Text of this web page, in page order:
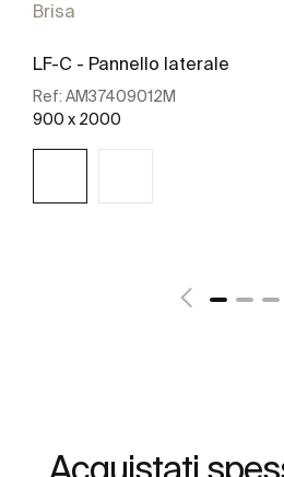
Brisa
LF-C - Pannello laterale
Ref: AM37409012M
900 x 2000
Acquistati